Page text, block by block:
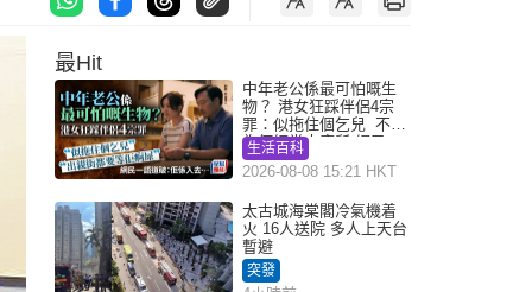
最Hit
中年老公係最可怕嘅生
物？ 港女狂踩伴侶4宗
罪：似拖住個乞兒 不解
為何經常去廁所 網民一
語道破
生活百科
2026-08-08 15:21 HKT
太古城海棠閣冷氣機着
火 16人送院 多人上天台
暫避
突發